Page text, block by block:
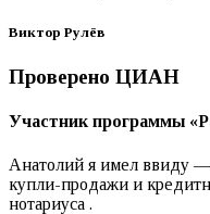
Виктор Рулёв
Проверено ЦИАН
Участник программы
Анатолий я имел ввиду
купли-продажи и
нотариуса .